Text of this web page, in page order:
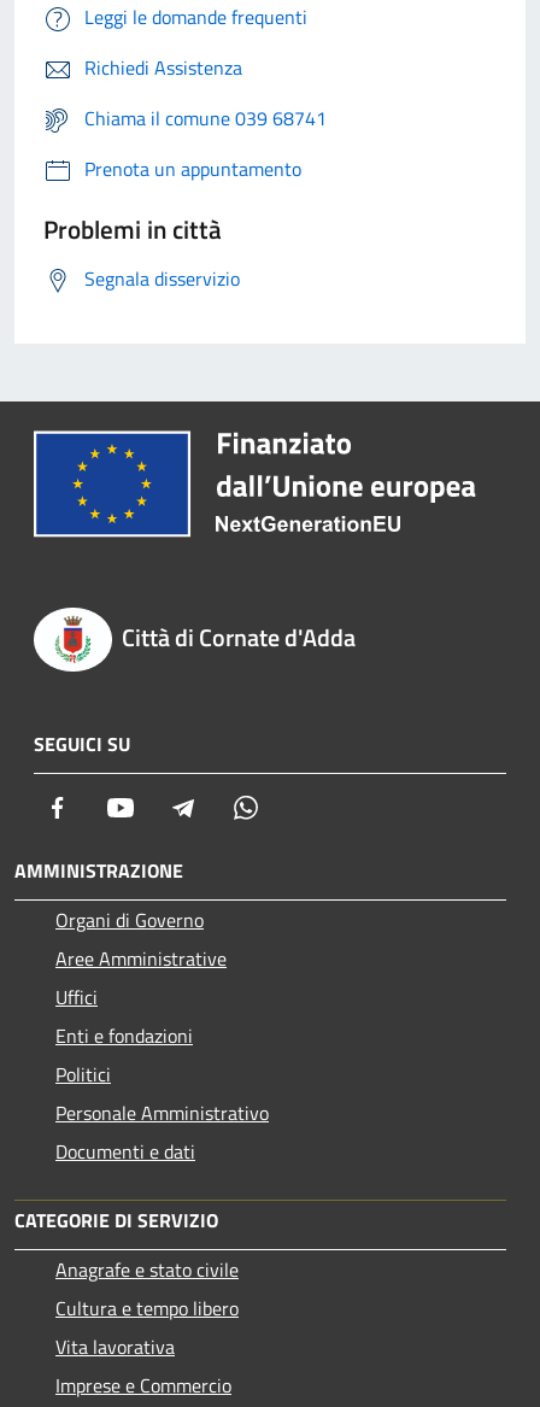
Leggi le domande frequenti
Richiedi Assistenza
Chiama il comune 039 68741
Prenota un appuntamento
Problemi in città
Segnala disservizio
Città di Cornate d'Adda
SEGUICI SU
Facebook Youtube Telegram
AMMINISTRAZIONE
Organi di Governo
Aree Amministrative
Uffici
Enti e fondazioni
Politici
Personale Amministrativo
Documenti e dati
CATEGORIE DI SERVIZIO
Anagrafe e stato civile
Cultura e tempo libero
Vita lavorativa
Imprese e Commercio